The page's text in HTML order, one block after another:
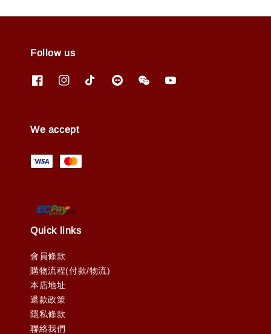
Follow us
We accept
Quick links
會員條款
購物流程(付款/物流)
本店地址
退款政策
隱私條款
聯絡我們